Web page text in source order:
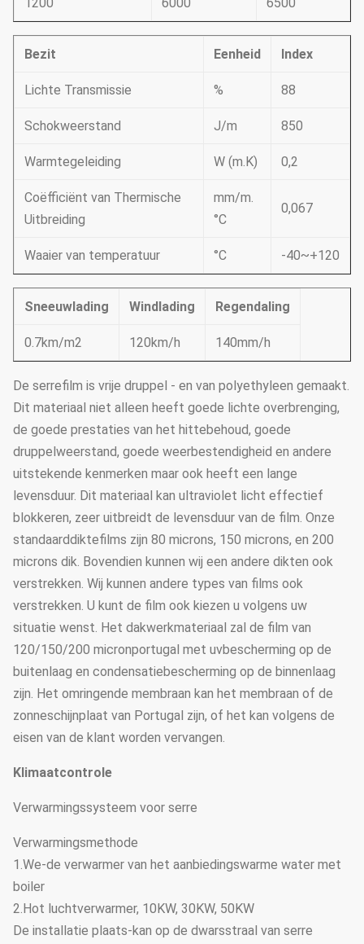
Bezit Eenheid Index
Lichte Transmissie % 88
Schokweerstand J/m 850
Warmtegeleiding W (m.K) 0,2
Coëfficiënt van Thermische
Uitbreiding
mm/m.
°C
0,067
Waaier van temperatuur °C -40~+120
Sneeuwlading Windlading Regendaling
0.7km/m2 120km/h 140mm/h
De serrefilm is vrije druppel - en van polyethyleen gemaakt.
Dit materiaal niet alleen heeft goede lichte overbrenging,
de goede prestaties van het hittebehoud, goede
druppelweerstand, goede weerbestendigheid en andere
uitstekende kenmerken maar ook heeft een lange
levensduur. Dit materiaal kan ultraviolet licht effectief
blokkeren, zeer uitbreidt de levensduur van de film. Onze
standaarddiktefilms zijn 80 microns, 150 microns, en 200
microns dik. Bovendien kunnen wij een andere dikten ook
verstrekken. Wij kunnen andere types van films ook
verstrekken. U kunt de film ook kiezen u volgens uw
situatie wenst. Het dakwerkmateriaal zal de film van
120/150/200 micronportugal met uvbescherming op de
buitenlaag en condensatiebescherming op de binnenlaag
zijn. Het omringende membraan kan het membraan of de
zonneschijnplaat van Portugal zijn, of het kan volgens de
eisen van de klant worden vervangen.
Klimaatcontrole
Verwarmingssysteem voor serre
Verwarmingsmethode
1.We-de verwarmer van het aanbiedingswarme water met
boiler
2.Hot luchtverwarmer, 10KW, 30KW, 50KW
De installatie plaats-kan op de dwarsstraal van serre